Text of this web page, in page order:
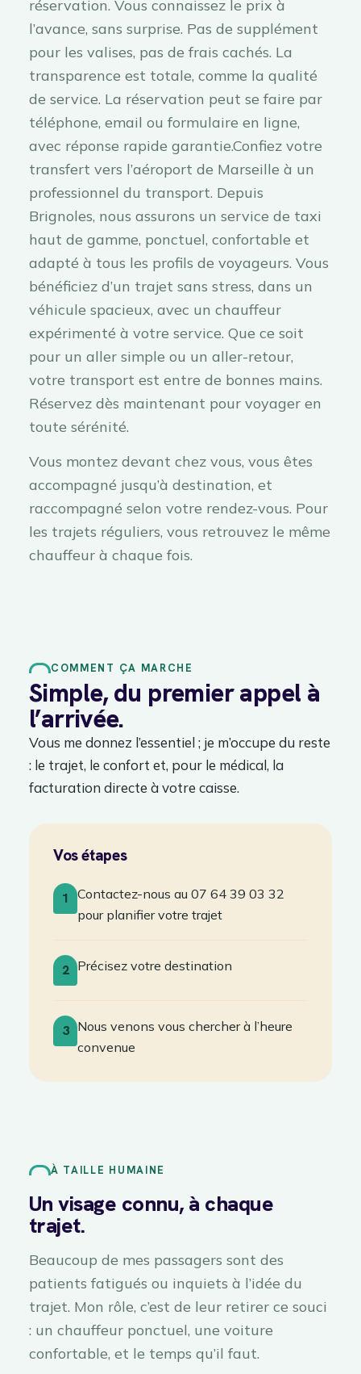
réservation. Vous connaissez le prix à
l’avance, sans surprise. Pas de supplément
pour les valises, pas de frais cachés. La
transparence est totale, comme la qualité
de service. La réservation peut se faire par
téléphone, email ou formulaire en ligne,
avec réponse rapide garantie.Confiez votre
transfert vers l’aéroport de Marseille à un
professionnel du transport. Depuis
Brignoles, nous assurons un service de taxi
haut de gamme, ponctuel, confortable et
adapté à tous les profils de voyageurs. Vous
bénéficiez d’un trajet sans stress, dans un
véhicule spacieux, avec un chauffeur
expérimenté à votre service. Que ce soit
pour un aller simple ou un aller-retour,
votre transport est entre de bonnes mains.
Réservez dès maintenant pour voyager en
toute sérénité.
Vous montez devant chez vous, vous êtes
accompagné jusqu’à destination, et
raccompagné selon votre rendez-vous. Pour
les trajets réguliers, vous retrouvez le même
chauffeur à chaque fois.
COMMENT ÇA MARCHE
Simple, du premier appel à
l’arrivée.
Vous me donnez l’essentiel ; je m’occupe du reste
: le trajet, le confort et, pour le médical, la
facturation directe à votre caisse.
Vos étapes
1
Contactez-nous au 07 64 39 03 32
pour planifier votre trajet
2 Précisez votre destination
3 Nous venons vous chercher à l’heure
convenue
À TAILLE HUMAINE
Un visage connu, à chaque
trajet.
Beaucoup de mes passagers sont des
patients fatigués ou inquiets à l’idée du
trajet. Mon rôle, c’est de leur retirer ce souci
: un chauffeur ponctuel, une voiture
confortable, et le temps qu’il faut.